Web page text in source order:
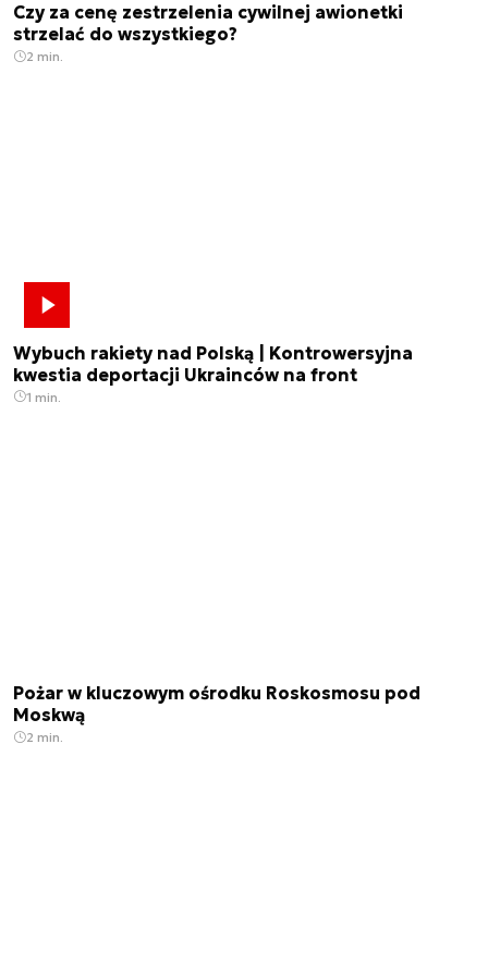
Czy za cenę zestrzelenia cywilnej awionetki
strzelać do wszystkiego?
2 min.
Wybuch rakiety nad Polską | Kontrowersyjna
kwestia deportacji Ukrainców na front
1 min.
Pożar w kluczowym ośrodku Roskosmosu pod
Moskwą
2 min.